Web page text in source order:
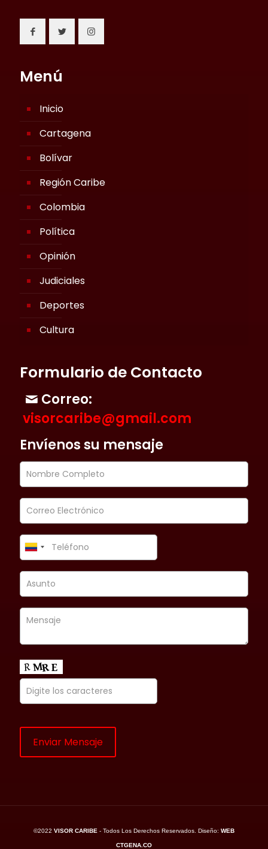
Menú
Inicio
Cartagena
Bolívar
Región Caribe
Colombia
Política
Opinión
Judiciales
Deportes
Cultura
Formulario de Contacto
Correo:
visorcaribe@gmail.com
Envíenos su mensaje
©2022 VISOR CARIBE - Todos Los Derechos Reservados. Diseño: WEB
CTGENA.CO